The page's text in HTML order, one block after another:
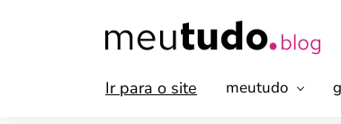
Ir para o site meutudo